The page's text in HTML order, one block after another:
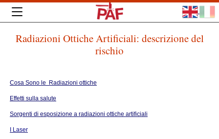
Radiazioni Ottiche Artificiali: descrizione del
rischio
Cosa Sono le Radiazioni ottiche
Effetti sulla salute
Sorgenti di esposizione a radiazioni ottiche artificiali
I Laser